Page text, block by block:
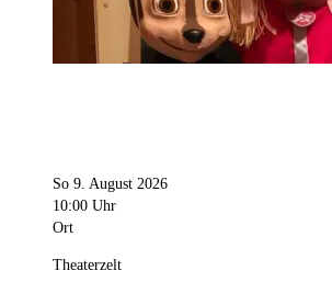
So 9. August 2026
10:00 Uhr
Ort
Theaterzelt